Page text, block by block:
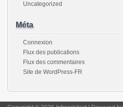
Uncategorized
Méta
Connexion
Flux des publications
Flux des commentaires
Site de WordPress-FR